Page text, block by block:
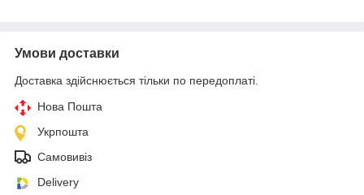
Умови доставки
Доставка здійснюється тільки по передоплаті.
Нова Пошта
Укрпошта
Самовивіз
Delivery